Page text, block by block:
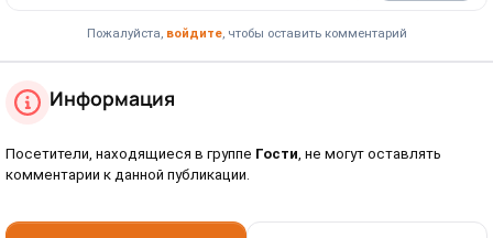
Пожалуйста, войдите, чтобы оставить комментарий
Информация
Посетители, находящиеся в группе Гости , не могут оставлять
комментарии к данной публикации.